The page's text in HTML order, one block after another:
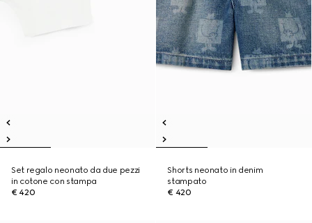
Set regalo neonato da due pezzi
in cotone con stampa
€ 420
Shorts neonato in denim
stampato
€ 420